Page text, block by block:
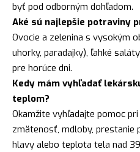
byť pod odborným dohľadom.
Aké sú najlepšie potraviny
Ovocie a zelenina s vysokým
uhorky, paradajky), ľahké
pre horúce dni.
Kedy mám vyhľadať
teplom?
Okamžite vyhľadajte pomoc
zmätenosť, mdloby, prestanie
hlavy alebo teplota tela nad